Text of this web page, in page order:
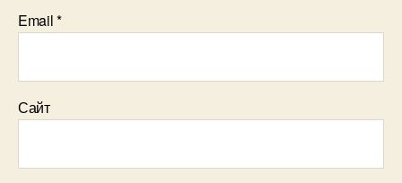
Email*
Сайт